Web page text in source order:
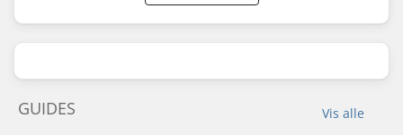
Vis alle
GUIDES